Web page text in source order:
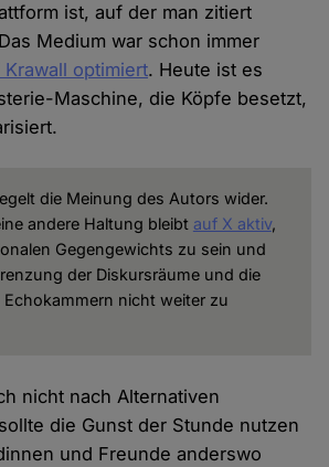
ist, auf der man zitiert
Medium war schon immer
optimiert. Heute ist es
Maschine, die Köpfe besetzt,
die Meinung des Autors wider.
andere Haltung bleibt auf X aktiv,
Gegengewichts zu sein und
der Diskursräume und die
nicht weiter zu
nicht nach Alternativen
die Gunst der Stunde nutzen
und Freunde anderswo